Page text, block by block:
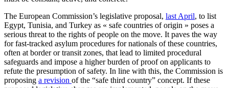
The European Commission’s legislative proposal, last April, to list
Egypt, Tunisia, and Turkey as « safe countries of origin » poses a
serious threat to the rights of people on the move. It paves the way
for fast-tracked asylum procedures for nationals of these countries,
often at border or transit zones, that lead to limited procedural
safeguards and impose a higher burden of proof on applicants to
refute the presumption of safety. In line with this, the Commission is
proposing a revision of the “safe third country” concept. If these